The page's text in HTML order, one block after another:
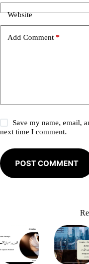
Website
Add Comment *
Save my name, email,
next time I comment.
POST COMMENT
t
i